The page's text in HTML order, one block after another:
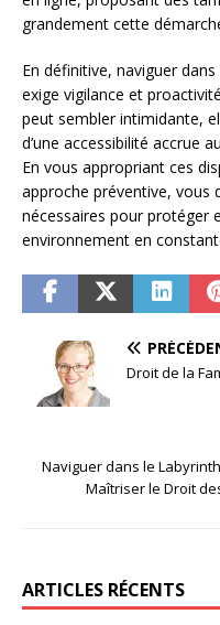
grandement cette
En définitive, naviguer
exige vigilance et
peut sembler intimidante,
d’une accessibilité accrue
En vous appropriant ces
approche préventive, vous
nécessaires pour protéger
environnement en
Droit de la
Naviguer dans le
Maîtriser le Droit
ARTICLES RÉCENTS